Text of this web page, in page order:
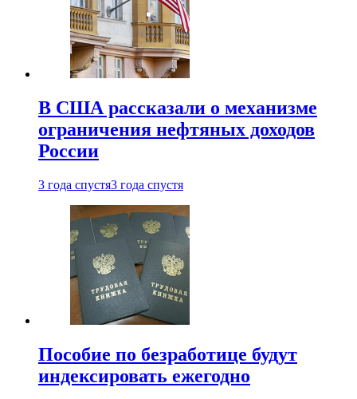
В США рассказали о механизме
ограничения нефтяных доходов
России
3 года спустя3 года спустя
Пособие по безработице будут
индексировать ежегодно